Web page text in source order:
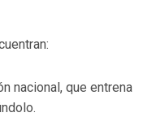
nacional, que entrena